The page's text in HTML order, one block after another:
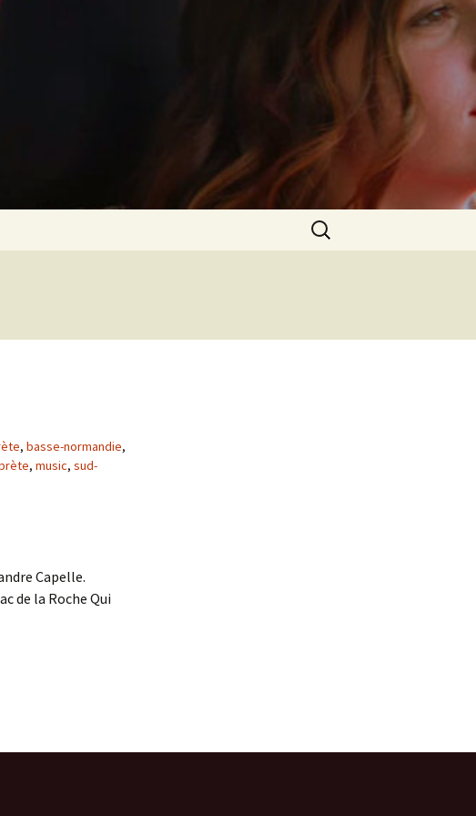
Rechercher :
, basse-normandie,
, music, sud-
Capelle.
de la Roche Qui